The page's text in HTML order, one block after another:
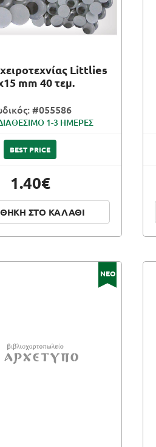
Littlies
mm 40 τεμ.
#055586
1-3 ΗΜΕΡΕΣ
BEST PRICE
1.40€
ΣΤΟ ΚΑΛΑΘΙ
ΝΕΟ